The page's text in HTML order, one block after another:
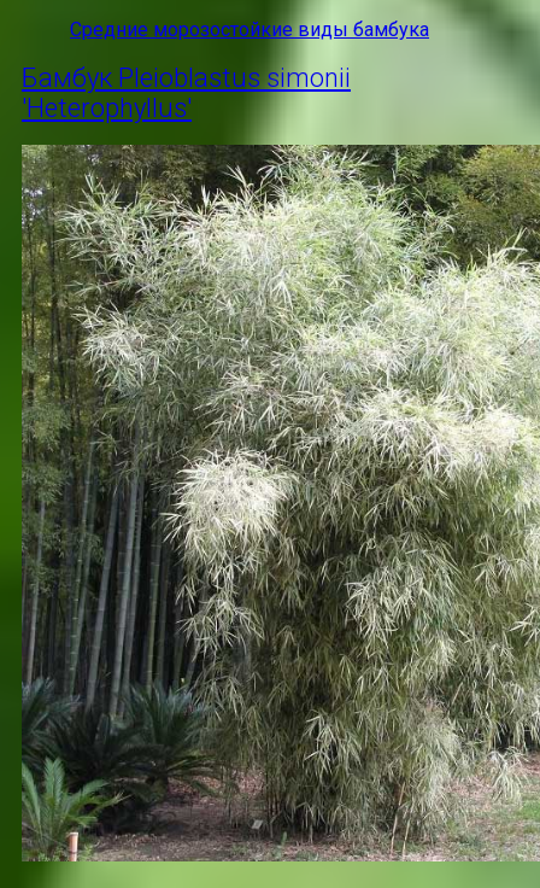
Средние морозостойкие виды бамбука
Бамбук Pleioblastus simonii
'Heterophyllus'